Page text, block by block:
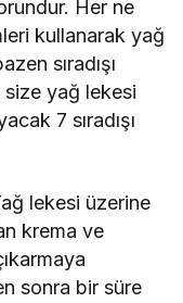
Her ne
kullanarak yağ
sıradışı
yağ lekesi
7 sıradışı
lekesi üzerine
krema ve
sonra bir süre